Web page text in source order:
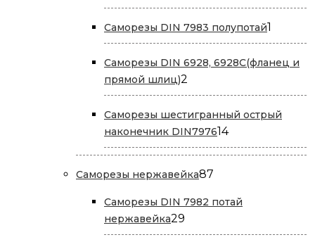
товара
Саморезы DIN 7983 полупотай1
товар
Саморезы DIN 6928, 6928С(фланец и
прямой шлиц)2
товара
Саморезы шестигранный острый
наконечник DIN79761414
товаров
Саморезы нержавейка87
Саморезы DIN 7982 потай
нержавейка29
товаров